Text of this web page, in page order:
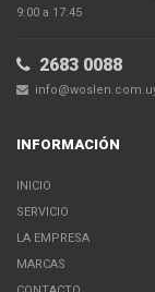
9:00 a 17:45
2683 0088
INFORMACIÓN
INICIO
SERVICIO
LA EMPRESA
MARCAS